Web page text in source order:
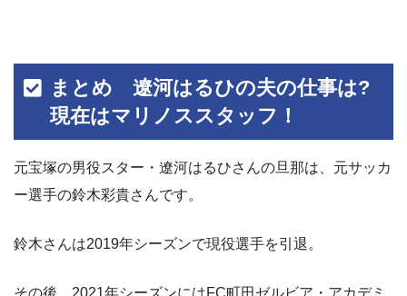
まとめ 遼河はるひの夫の仕事は?
現在はマリノススタッフ！
元宝塚の男役スター・遼河はるひさんの旦那は、元サッカ
ー選手の鈴木彩貴さんです。
鈴木さんは2019年シーズンで現役選手を引退。